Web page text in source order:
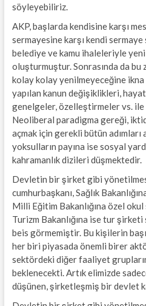
söyleyebiliriz.
AKP, başlarda kendisine karşı
sermayesine karşı kendi sermaye
belediye ve kamu ihaleleriyle yeni
oluşturmuştur. Sonrasında da bu
kolay kolay yenilmeyeceğine
yapılan kanun değişiklikleri,
genelgeler, özelleştirmeler vs. ile
Neoliberal paradigma gereği,
açmak için gerekli bütün adımları
yoksulların payına ise sosyal
kahramanlık dizileri düşmektedir.
Devletin bir şirket gibi
cumhurbaşkanı, Sağlık
Milli Eğitim Bakanlığına özel
Turizm Bakanlığına ise tur
beis görmemiştir. Bu kişilerin
her biri piyasada önemli birer
sektördeki diğer faaliyet
beklenecekti. Artık elimizde
düşünen, şirketleşmiş bir devlet